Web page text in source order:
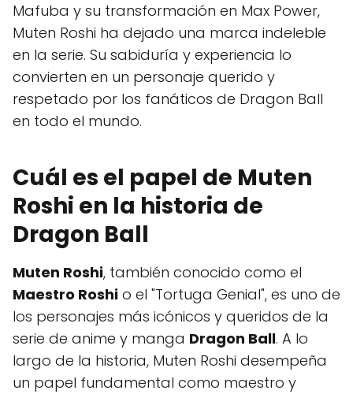
Mafuba y su transformación en Max Power,
Muten Roshi ha dejado una marca indeleble
en la serie. Su sabiduría y experiencia lo
convierten en un personaje querido y
respetado por los fanáticos de Dragon Ball
en todo el mundo.
Cuál es el papel de Muten
Roshi en la historia de
Dragon Ball
Muten Roshi, también conocido como el
Maestro Roshi o el "Tortuga Genial", es uno de
los personajes más icónicos y queridos de la
serie de anime y manga Dragon Ball. A lo
largo de la historia, Muten Roshi desempeña
un papel fundamental como maestro y